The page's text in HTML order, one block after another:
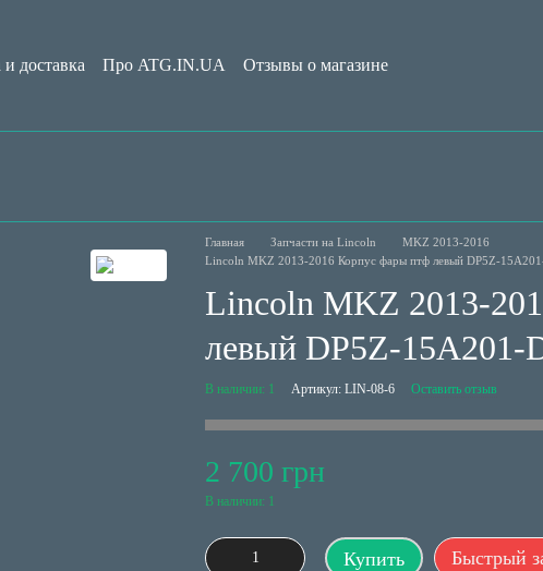
доставка Про ATG.IN.UA
Отзывы о магазине
Главная Запчасти на Lincoln
MKZ 2013-2016
Lincoln MKZ 2013-2016 Корпус фары птф левый DP5Z-
Lincoln MKZ 2013-
левый DP5Z-15A201-
В наличии: 1 Артикул: LIN-08-6 Оставить отзыв
2 700 грн
В наличии: 1
Купить Быстрый